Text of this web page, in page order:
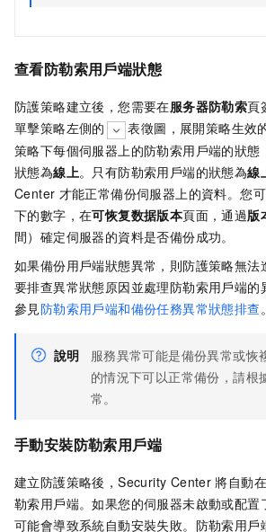
查看防勒索用戶端狀態
防護策略建立後，您需要在服务器防勒索頁
單擊策略左側的
表徵圖，展開策略生效
策略下每個伺服器上的防勒索用戶端的狀態
狀態為線上。只有防勒索用戶端的狀態為線
Center 才能正常備份伺服器上的資料。您
下的數字，在可恢复数据版本頁面，通過版
間）確定伺服器的資料是否備份成功。
如果備份用戶端狀態異常，則防護策略無法
要排查異常狀態原因並處理防勒索用戶端的
參見防勒索用戶端和備份任務異常狀態排查 。
說明
服務異常可能是備份異常或恢
的情況下可以正常備份，請根
常。
手動安裝防勒索用戶端
建立防護策略後，Security Center 將自動
勒索用戶端。如果您的伺服器未啟動或配置
可能會導致系統自動安裝失敗。防勒索用戶